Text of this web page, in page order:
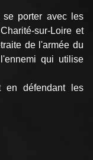
porter avec les
sur-Loire et
de l'armée du
qui utilise
en défendant les